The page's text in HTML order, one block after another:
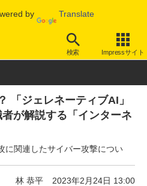
by Translate
検索 Impressサイト
「ジェレネーティブAI」
が解説する「インターネ
に関連したサイバー攻撃につい
林 恭平 2023年2月24日 13:00